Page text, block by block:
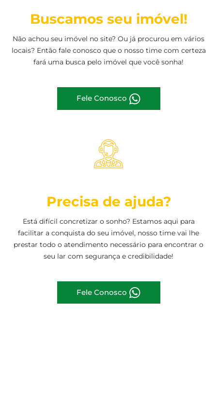
Buscamos seu imóvel!
Não achou seu imóvel no site? Ou já procurou em vários
locais? Então fale conosco que o nosso time com certeza
fará uma busca pelo imóvel que você sonha!
Fele Conosco
Precisa de ajuda?
Está difícil concretizar o sonho? Estamos aqui para
facilitar a conquista do seu imóvel, nosso time vai lhe
prestar todo o atendimento necessário para encontrar o
seu lar com segurança e credibilidade!
Fele Conosco